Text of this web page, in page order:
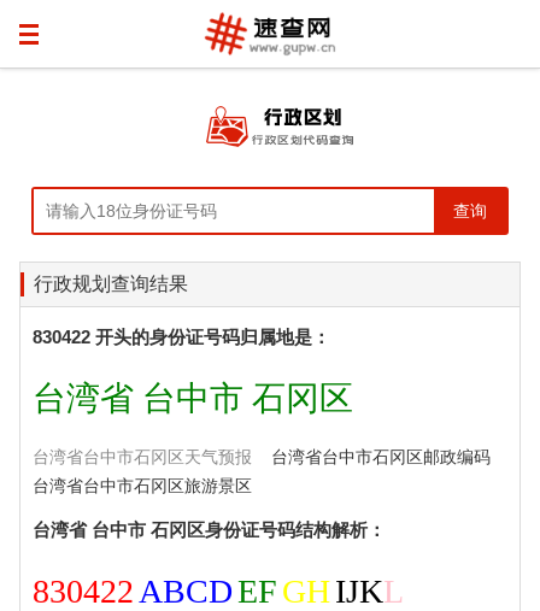
行政规划查询结果
830422 开头的身份证号码归属地是：
台湾省 台中市 石冈区
台湾省台中市石冈区天气预报
台湾省台中市石冈区邮政编码
台湾省台中市石冈区旅游景区
台湾省 台中市 石冈区身份证号码结构解析：
830422 ABCDEFGHIJKL